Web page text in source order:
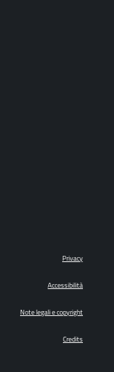
Privacy
Accessibilità
Note legali e copyright
Credits